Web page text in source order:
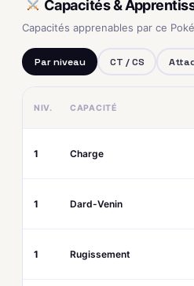
Capacités &
Capacités apprenables par ce
Par niveau CT / CS
NIV. CAPACITÉ
1 Charge
1 Dard-Venin
1 Rugissement